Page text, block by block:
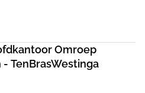
Omroep
- TenBrasWestinga